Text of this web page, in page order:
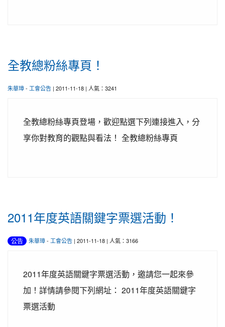
全教總粉絲專頁！
朱華璋- 工會公告 | 2011-11-18 | 人氣：3241
全教總粉絲專頁登場，歡迎點選下列連接進入，分
享你對教育的觀點與看法！ 全教總粉絲專頁
2011年度英語關鍵字票選活動！
公告 朱華璋- 工會公告 | 2011-11-18 | 人氣：3166
2011年度英語關鍵字票選活動，邀請您一起來參
加！詳情請參閱下列網址： 2011年度英語關鍵字
票選活動